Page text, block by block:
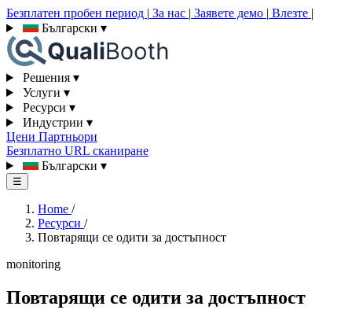
Безплатен пробен период | За нас | Заявете демо | Влезте |
Български ▾
Решения ▾
Услуги ▾
Ресурси ▾
Индустрии ▾
Цени Партньори
Безплатно URL сканиране
Български ▾
☰
Home /
Ресурси /
Повтарящи се одити за достъпност
monitoring
Повтарящи се одити за достъпност